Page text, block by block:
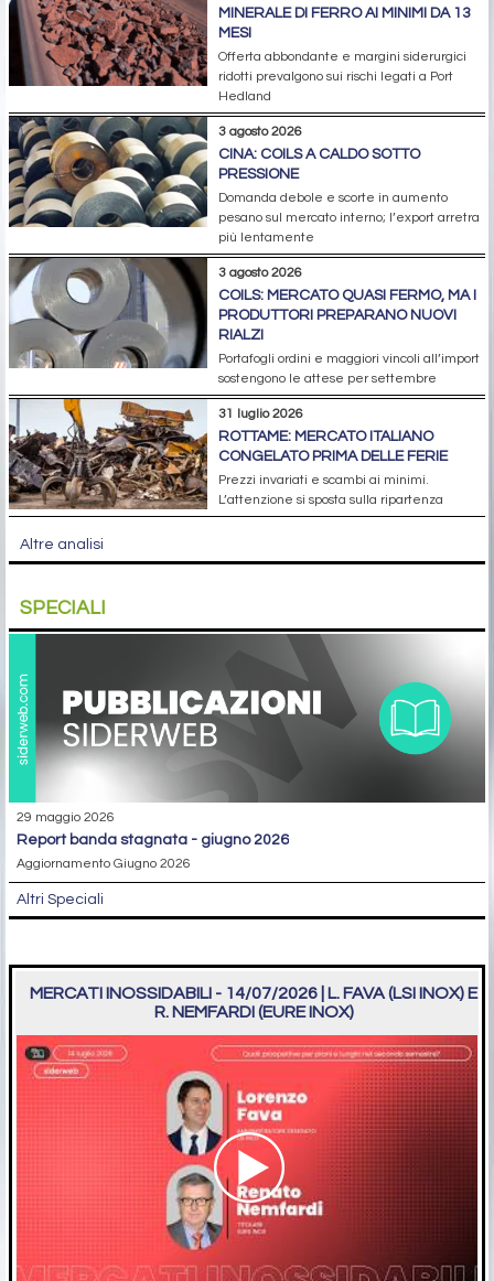
MINERALE DI FERRO AI MINIMI DA 13
MESI
Offerta abbondante e margini siderurgici
ridotti prevalgono sui rischi legati a Port
Hedland
3 agosto 2026
CINA: COILS A CALDO SOTTO
PRESSIONE
Domanda debole e scorte in aumento
pesano sul mercato interno; l’export arretra
più lentamente
3 agosto 2026
COILS: MERCATO QUASI FERMO, MA I
PRODUTTORI PREPARANO NUOVI
RIALZI
Portafogli ordini e maggiori vincoli all’import
sostengono le attese per settembre
31 luglio 2026
ROTTAME: MERCATO ITALIANO
CONGELATO PRIMA DELLE FERIE
Prezzi invariati e scambi ai minimi.
L’attenzione si sposta sulla ripartenza
Altre analisi
SPECIALI
29 maggio 2026
report banda stagnata - giugno 2026
Aggiornamento Giugno 2026
Altri Speciali
MERCATI INOSSIDABILI - 14/07/2026 | L. FAVA (LSI INOX) E
R. NEMFARDI (EURE INOX)